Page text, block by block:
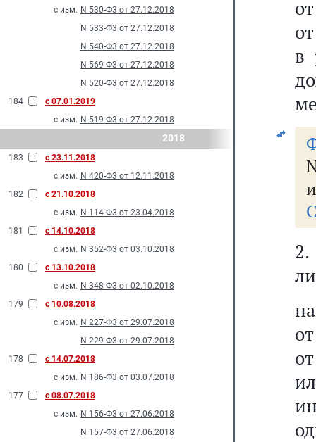
с изм. N 530-Ф3 от 27.12.2018
N 533-Ф3 от 27.12.2018
N 540-Ф3 от 27.12.2018
N 569-Ф3 от 27.12.2018
N 520-Ф3 от 27.12.2018
184
с 07.01.2019
с изм. N 519-Ф3 от 27.12.2018
2018
183
с 23.11.2018
с изм. N 420-Ф3 от 12.11.2018
182
с 21.10.2018
с изм. N 114-Ф3 от 23.04.2018
181
с 14.10.2018
с изм. N 352-Ф3 от 03.10.2018
180
с 13.10.2018
с изм. N 348-Ф3 от 02.10.2018
179
с 10.08.2018
с изм. N 227-Ф3 от 29.07.2018
N 229-Ф3 от 29.07.2018
178
с 14.07.2018
с изм. N 186-Ф3 от 03.07.2018
177
с 08.07.2018
с изм. N 156-Ф3 от 27.06.2018
N 157-Ф3 от 27.06.2018
в